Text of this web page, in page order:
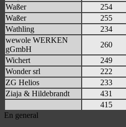
Waßer
254
Waßer
255
Wathling
234
wewole WERKEN
gGmbH
260
Wichert
249
Wonder srl
222
ZG Helios
233
Ziaja & Hildebrandt
431
415
En general